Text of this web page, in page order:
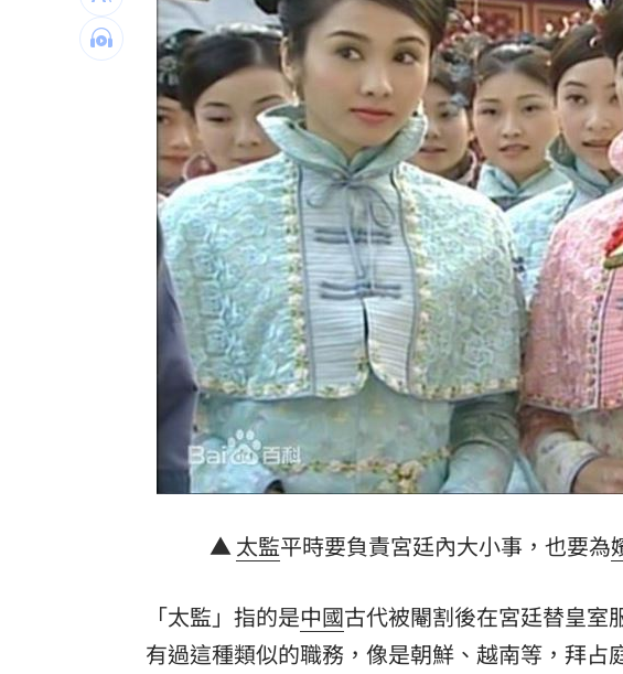
手上只剩24元！獨居嬤不動存款原因惹鼻酸 21:30
小刀婚姻告終 昔砸百萬辦婚禮找連戰證婚 21:30
布雷克6局0失分 陳傑憲猛打率統一退富邦 21:26
交往3個月閃婚 姜厚任女友前夫身分曝光 21:25
台灣彩券開獎直播中 20:31
LIVE三立+24小時直播 15:27
三立iNEWS新聞台線上直播 18:00
台彩父親節推新刮刮樂千萬頭獎超「爸」氣 12:00
商場戰國來臨 台中「頂奢大道」逐漸成形 12:00
「拍片人的多重宇宙」職涯論壇9/12登場！ 10:30
8國球員齊聚高雄 Formosa 7s掀足球熱潮 10:00
▲太監平時要負責宮廷內大小事，也要為
「太監」指的是中國古代被閹割後在宮廷替皇室
有過這種類似的職務，像是朝鮮、越南等，拜